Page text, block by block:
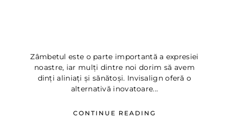
Zâmbetul este o parte importantă a expresiei
noastre, iar mulți dintre noi dorim să avem
dinți aliniați și sănătoși. Invisalign oferă o
alternativă inovatoare...
CONTINUE READING